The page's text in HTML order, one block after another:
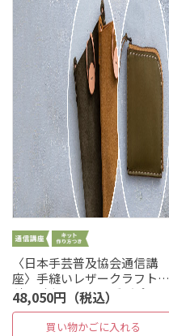
〈日本手芸普及協会通信講
座〉手縫いレザークラフト本
科 財布：オリーブ／ポー
チ：オリーブ
48,050円（税込）
買い物かごに入れる